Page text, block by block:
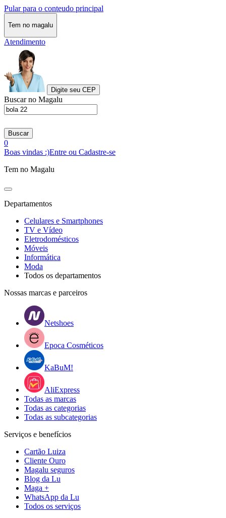
Pular para o conteudo principal
Tem no magalu
Atendimento
Digite seu CEP
Buscar no Magalu
Buscar
0
Boas vindas :)Entre ou Cadastre-se
Tem no Magalu
Departamentos
Celulares e Smartphones
TV e Vídeo
Eletrodomésticos
Móveis
Informática
Moda
Todos os departamentos
Nossas marcas e parceiros
Netshoes
Epoca Cosméticos
KaBuM!
AliExpress
Todas as marcas
Todas as categorias
Todas as subcategorias
Serviços e benefícios
Cartão Luiza
Cliente Ouro
Magalu seguros
Blog da Lu
Maga +
WhatsApp da Lu
Todos os serviços